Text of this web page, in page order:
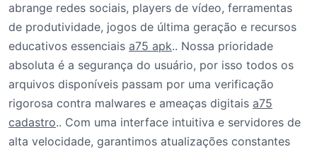
abrange redes sociais, players de vídeo, ferramentas
de produtividade, jogos de última geração e recursos
educativos essenciais a75 apk.. Nossa prioridade
absoluta é a segurança do usuário, por isso todos os
arquivos disponíveis passam por uma verificação
rigorosa contra malwares e ameaças digitais a75
cadastro.. Com uma interface intuitiva e servidores de
alta velocidade, garantimos atualizações constantes